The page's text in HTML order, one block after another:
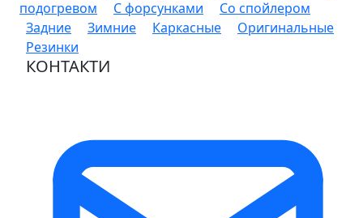
подогревом
С форсунками
Со спойлером
Задние
Зимние Каркасные
Оригинальные
Резинки
КОНТАКТИ